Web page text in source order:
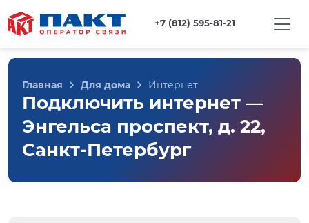
+7 (812) 595-81-21
Главная Для дома Интернет
Подключить интернет —
Энгельса проспект, д. 22,
Санкт-Петербург